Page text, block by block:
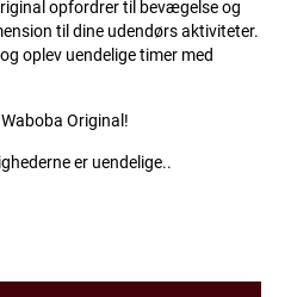
opfordrer til bevægelse og
til dine udendørs aktiviteter.
oplev uendelige timer med
Original!
er uendelige..